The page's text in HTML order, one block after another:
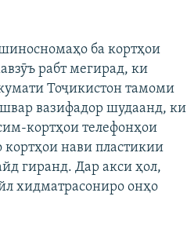
ба кортҳои
рабт мегирад, ки
Тоҷикистон тамоми
вазифадор шудаанд, ки
кортҳои телефонҳои
кортҳои нави пластикии
гиранд. Дар акси ҳол,
хидматрасониро онҳо